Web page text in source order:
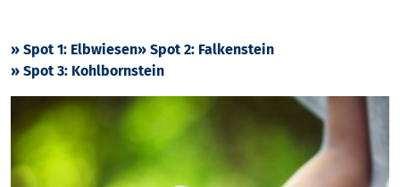
» Spot 1: Elbwiesen» Spot 2: Falkenstein
» Spot 3: Kohlbornstein